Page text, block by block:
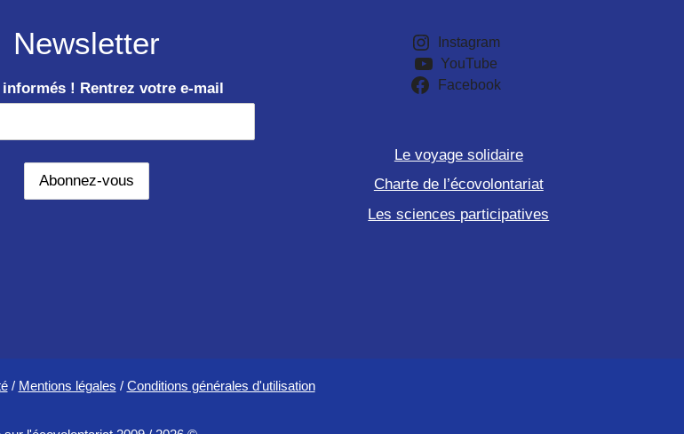
en
Newsletter
informés ! Rentrez votre e-mail
Instagram
YouTube
Facebook
Le voyage solidaire
Charte de l’écovolontariat
Les sciences participatives
/ Mentions légales / Conditions générales d'utilisation